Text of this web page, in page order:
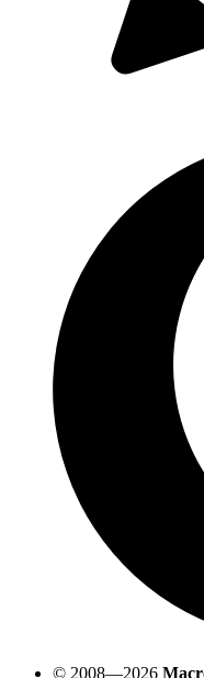
© 2008—2026